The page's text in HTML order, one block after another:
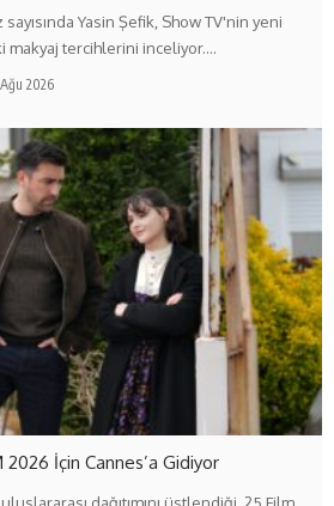
Yasin Şefik, Show TV'nin yeni
makyaj tercihlerini inceliyor.…
2026
2026 İçin Cannes’a Gidiyor